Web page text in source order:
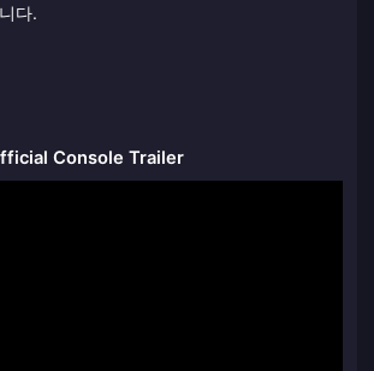
다.
Console Trailer